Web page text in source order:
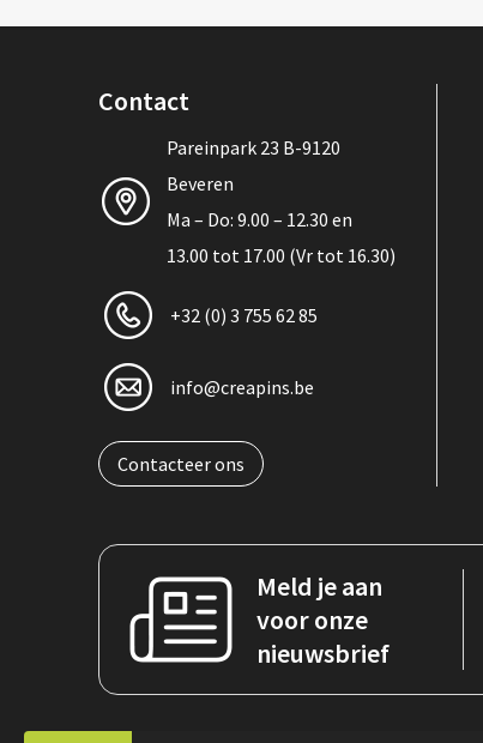
Contact
Pareinpark 23 B-9120
Beveren
Ma – Do: 9.00 – 12.30 en
13.00 tot 17.00 (Vr tot 16.30)
+32 (0) 3 755 62 85
info@creapins.be
Contacteer ons
Meld je aan
voor onze
nieuwsbrief